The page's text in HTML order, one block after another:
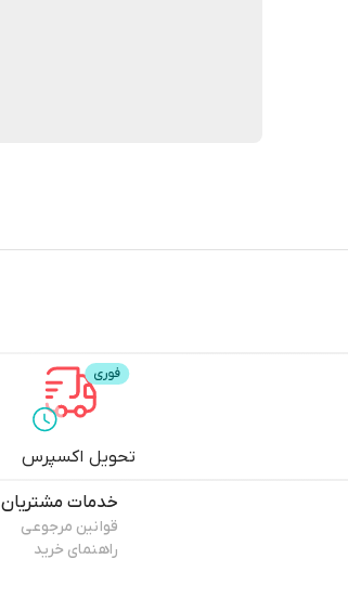
تحویل اکسپرس
خدمات مشتریان
قوانین مرجوعی
راهنمای خرید